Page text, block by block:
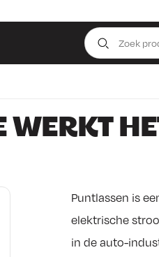
WERKT
Puntlassen is
elektrische
in de auto-